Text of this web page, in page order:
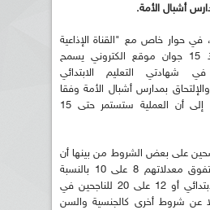
أشبال الأمة.
في حوار خاص مع "القناة الإذاعية
الأولى "، أنه تم منذ 15 جوان موقع الكتروني يسمح
في شهادتي التعليم الابتدائي
بمدارس أشبال الأمة وفقا
لشروط معينة، مشيرا إلى أن العملية ستستمر حتى 15
على بعض الشروط من بينها أن
يكون المقبولون من تفوق معدلاتهم 8 على 10 بالنسبة
للناجحين في الطور الإبتدائي أو 12 على 20 للناجحين في
عن شروط أخرى كالجنسية والسن